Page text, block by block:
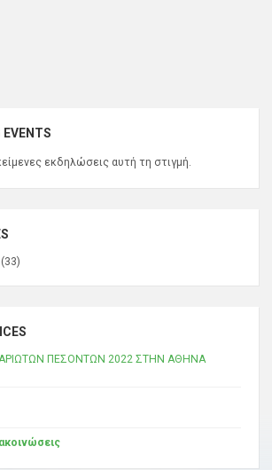
εκδηλώσεις αυτή τη στιγμή.
(33)
ΠΕΣΟΝΤΩΝ 2022 ΣΤΗΝ ΑΘΗΝΑ